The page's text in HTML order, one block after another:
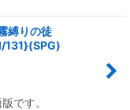
縛りの徒
です。